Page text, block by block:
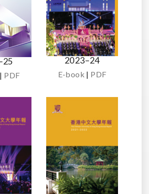
| PDF
2023–24
E-book | PDF